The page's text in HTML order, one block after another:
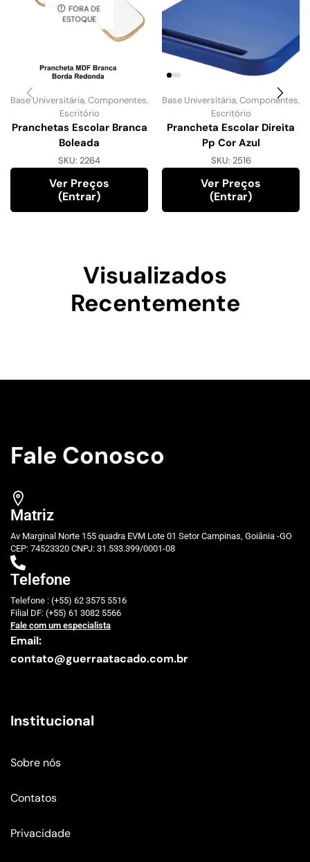
FORA DE
ESTOQUE
Base Universitária,Componentes,
Escritório
Pranchetas Escolar Branca
Boleada
SKU: 2264
Ver Preços
(entrar)
Base Universitária,Componentes,
Escritório
Prancheta Escolar Direita
Pp Cor Azul
SKU: 2516
Ver Preços
(entrar)
Visualizados
Recentemente
Fale Conosco
Matriz
Av Marginal Norte 155 quadra EVM Lote 01 Setor Campinas, Goiânia -GO
CEP: 74523320 CNPJ: 31.533.399/0001-08
Telefone
Telefone : (+55) 62 3575 5516
Filial DF: (+55) 61 3082 5566
Fale com um especialista
Email:
contato@guerraatacado.com.br
Institucional
Sobre nós
Contatos
Privacidade